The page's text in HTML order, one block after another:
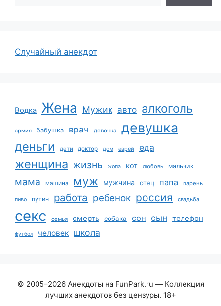
Случайный анекдот
Водка Жена Мужик авто алкоголь
армия бабушка врач девочка девушка
деньги дети доктор дом еврей еда
женщина жизнь жопа кот любовь мальчик
мама машина муж мужчина отец папа парень
пиво путин работа ребенок россия свадьба
секс семья смерть собака сон сын телефон
футбол человек школа
© 2005–2026 Анекдоты на FunPark.ru — Коллекция
лучших анекдотов без цензуры. 18+